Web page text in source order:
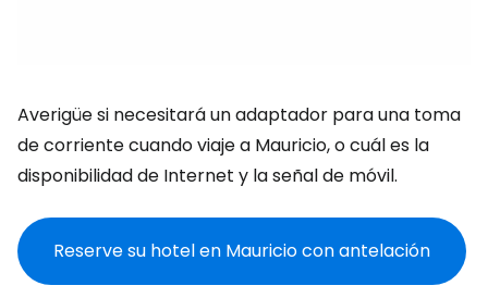
Averigüe si necesitará un adaptador para una toma
de corriente cuando viaje a Mauricio, o cuál es la
disponibilidad de Internet y la señal de móvil.
Reserve su hotel en Mauricio con antelación